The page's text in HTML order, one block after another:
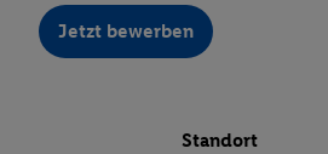
Jetzt bewerben
Standort